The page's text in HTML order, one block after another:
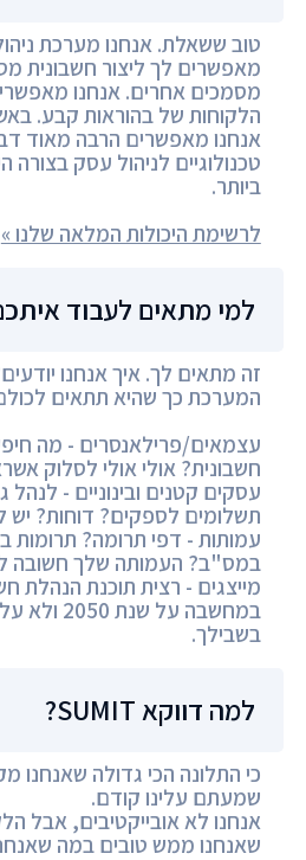
טוב ששאלת. אנחנו מערכת
מאפשרים לך ליצור חשבונית
מסמכים אחרים. אנחנו
הלקוחות של בהוראות קבע.
אנחנו מאפשרים הרבה מאוד
טכנולוגיים לניהול עסק בצורה
ביותר.
לרשימת היכולות המלאה שלנו »
למי מתאים לעבוד
זה מתאים לך. איך אנחנו
המערכת כך שהיא תתאים
עצמאים/פרילאנסרים - מה
חשבונית? אולי אולי לסלוק
עסקים קטנים ובינוניים - לנהל
תשלומים לספקים? דוחות? יש
עמותות - דפי תרומה? תרומות
במס"ב? העמותה שלך חשובה
מייצגים - רצית תוכנת הנהלת
בשבילך.
למה דווקא SUMIT?
כי התלונה הכי גדולה שאנחנו
שמעתם עלינו קודם.
אנחנו לא אובייקטיבים, אבל
שאנחנו ממש טובים במה